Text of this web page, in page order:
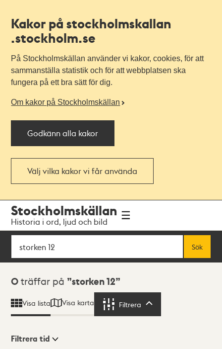
Kakor på stockholmskallan
.stockholm.se
På Stockholmskällan använder vi kakor, cookies, för att
sammanställa statistik och för att webbplatsen ska
fungera på ett bra sätt för dig.
Om kakor på Stockholmskällan
Godkänn alla kakor
Välj vilka kakor vi får använda
navigationen
huvudinnehållet
Stockholmskällan
Historia i ord, ljud och bild
Sök
Sök
Sökresultat
0 träffar på storken 12
Visa lista Visa karta Filtrera
Filtrera tid